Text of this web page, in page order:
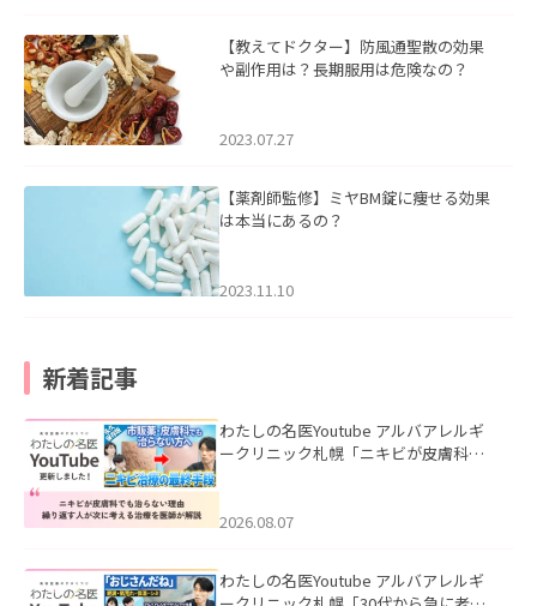
【教えてドクター】防風通聖散の効果
や副作用は？長期服用は危険なの？
2023.07.27
【薬剤師監修】ミヤBM錠に痩せる効果
は本当にあるの？
2023.11.10
新着記事
わたしの名医Youtube アルバアレルギ
ークリニック札幌「ニキビが皮膚科で
ました。
2026.08.07
わたしの名医Youtube アルバアレルギ